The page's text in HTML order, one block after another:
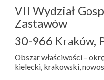
VII Wydział
Zastawów
30-966 Kraków,
Obszar właściwości –
kielecki, krakowski,